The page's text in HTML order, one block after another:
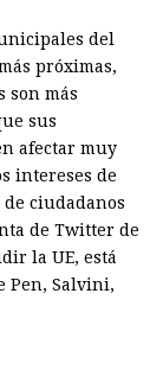
del
próximas,
son más
sus
afectar muy
intereses de
ciudadanos
de Twitter de
la UE, está
Pen, Salvini,